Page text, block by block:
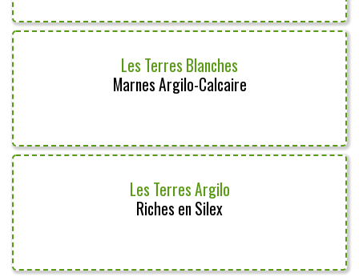
Les Terres Blanches
Marnes Argilo-Calcaire
Les Terres Argilo
Riches en Silex